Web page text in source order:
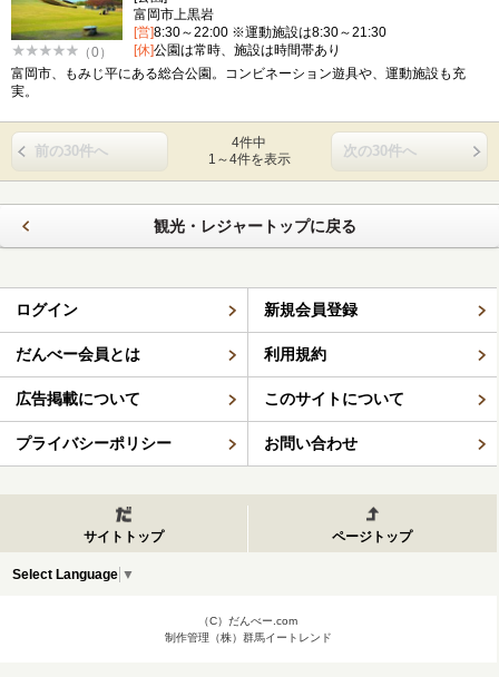
（0）
富岡市上黒岩
[営]8:30～22:00 ※運動施設は8:30～21:30
[休]公園は常時、施設は時間帯あり
富岡市、もみじ平にある総合公園。コンビネーション遊具や、運動施設も充
実。
前の30件へ
4件中
1～4件を表示
次の30件へ
観光・レジャートップに戻る
ログイン 新規会員登録
だんべー会員とは 利用規約
広告掲載について このサイトについて
プライバシーポリシー お問い合わせ
サイトトップ ページトップ
Select Language ▼
（C）だんべー.com
制作管理（株）群馬イートレンド